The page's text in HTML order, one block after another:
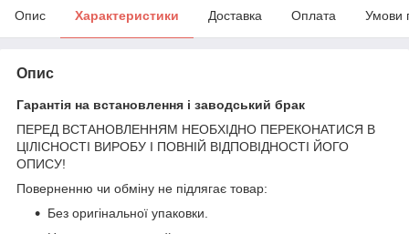
Опис Характеристики Доставка Оплата Умови
Опис
Гарантія на встановлення і заводський брак
ПЕРЕД ВСТАНОВЛЕННЯМ НЕОБХІДНО ПЕРЕКОНАТИСЯ В
ЦІЛІСНОСТІ ВИРОБУ І ПОВНІЙ ВІДПОВІДНОСТІ ЙОГО
ОПИСУ!
Поверненню чи обміну не підлягає товар:
Без оригінальної упаковки.